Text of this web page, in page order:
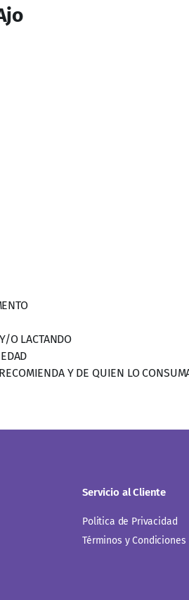
Servicio al Cliente
Politica de Privacidad
Términos y Condiciones